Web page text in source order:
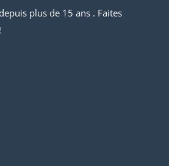
plus de 15 ans . Faites